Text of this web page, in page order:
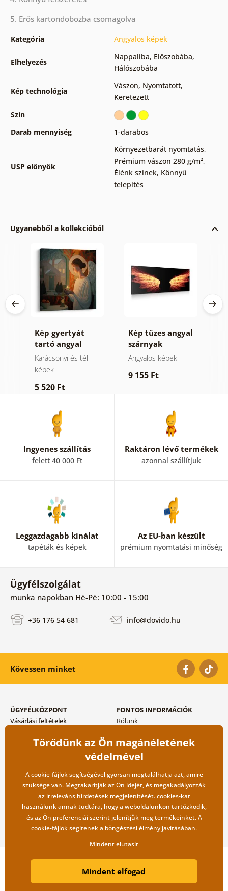
5. Erős kartondobozba csomagolva
Kategória Angyalos képek
Elhelyezés
Nappaliba, Előszobába,
Hálószobába
Kép technológia
Vászon, Nyomtatott,
Keretezett
Szín
Darab mennyiség
1-darabos
USP előnyök
Környezetbarát nyomtatás,
Prémium vászon 280 g/m²,
Élénk színek, Könnyű
telepítés
Ugyanebből a kollekcióból
Kép gyertyát
tartó angyal
Karácsonyi és téli
képek
5 520 Ft
Kép tüzes angyal
szárnyak
Angyalos képek
9 155 Ft
Ingyenes szállítás
felett 40 000 Ft
Raktáron lévő termékek
azonnal szállítjuk
Leggazdagabb kínálat
tapéták és képek
Az EU-ban készült
prémium nyomtatási minőség
Ügyfélszolgálat
munka napokban Hé-Pé: 10:00 - 15:00
+36 176 54 681 info@dovido.hu
Kövessen minket
ÜGYFÉLKÖZPONT
Vásárlási feltételek
Szállítási és fizetési módok
FONTOS INFORMÁCIÓK
Rólunk
Blog
Kapcsolat
Nagykereskedelmi
együttműködés
Copyright ©2019 © Dovido.hu.
Litvanyi.sk| A webáruházat készítette
Törődünk az Ön magánéletének
védelmével
A cookie-fájlok segítségével gyorsan megtalálhatja azt, amire
szüksége van. Megtakarítják az Ön idejét, és megakadályozzák
az irreleváns hirdetések megjelenítését.cookies-kat
használunk annak tudtára, hogy a weboldalunkon tartózkodik,
és az Ön preferenciái szerint jelenítjük meg termékeinket. A
cookie-fájlok segítenek a böngészési élmény javításában.
Mindent elutasít
Mindent elfogad